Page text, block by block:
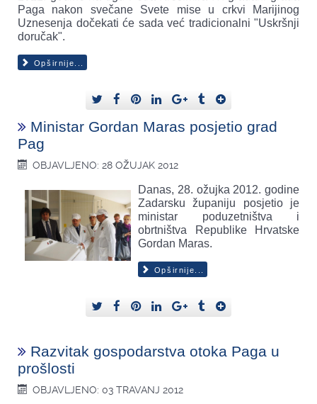
Paga nakon svečane Svete mise u crkvi Marijinog
Uznesenja dočekati će sada već tradicionalni "Uskršnji
doručak".
Opširnije...
Ministar Gordan Maras posjetio grad
Pag
OBJAVLJENO: 28 OŽUJAK 2012
Danas, 28. ožujka 2012. godine
Zadarsku županiju posjetio je
ministar poduzetništva i
obrtništva Republike Hrvatske
Gordan Maras.
Opširnije...
Razvitak gospodarstva otoka Paga u
prošlosti
OBJAVLJENO: 03 TRAVANJ 2012